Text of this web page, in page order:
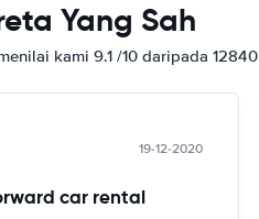
Yang Sah
kami 9.1 /10 daripada 12840
19-12-2020
car rental